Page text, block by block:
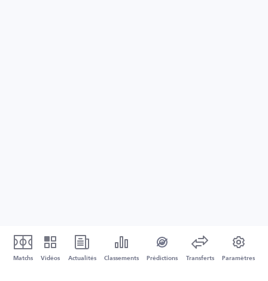
Matchs Vidéos Actualités Classements Prédictions Transferts Paramètres